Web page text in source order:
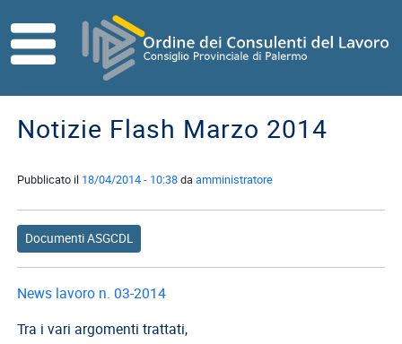
HOME
Direttivo
Disciplina
Contatti
Referenti
ISCRITTI
Notizie Flash Marzo 2014
Pubblicato il 18/04/2014 - 10:38daamministratore
Documenti ASGCDL
News lavoro n. 03-2014
Tra i vari argomenti trattati,